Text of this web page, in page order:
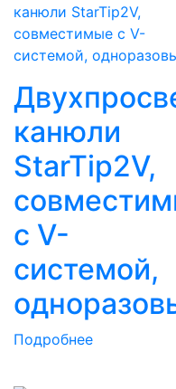
канюли
StarTip2V,
с V-
системой,
Подробнее